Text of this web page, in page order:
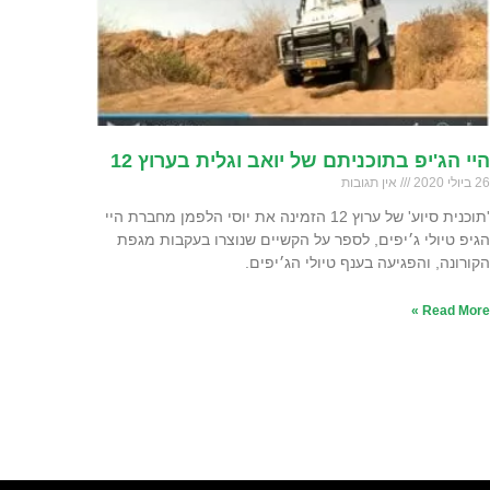
היי הג'יפ בתוכניתם של יואב וגלית בערוץ 12
26 ביולי 2020 אין תגובות
'תוכנית סיוע' של ערוץ 12 הזמינה את יוסי הלפמן מחברת היי
הגיפ טיולי ג׳יפים, לספר על הקשיים שנוצרו בעקבות מגפת
הקורונה, והפגיעה בענף טיולי הג׳יפים.
Read More »